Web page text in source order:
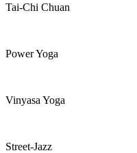
Tai-Chi Chuan
Power Yoga
Vinyasa Yoga
Street-Jazz